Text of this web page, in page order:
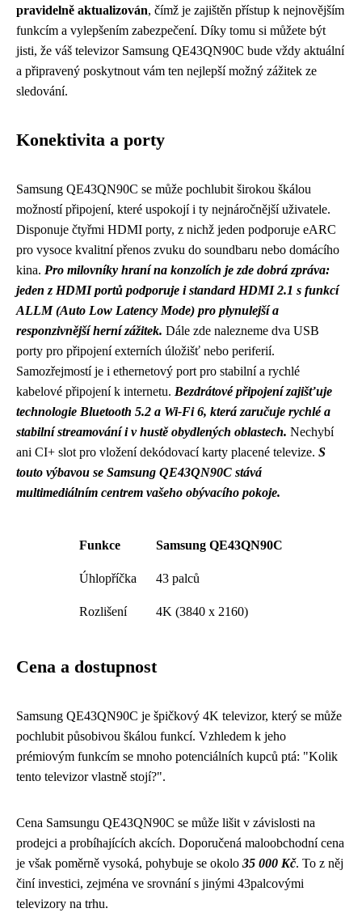
pravidelně aktualizován, čímž je zajištěn přístup k nejnovějším
funkcím a vylepšením zabezpečení. Díky tomu si můžete být
jisti, že váš televizor Samsung QE43QN90C bude vždy aktuální
a připravený poskytnout vám ten nejlepší možný zážitek ze
sledování.
Konektivita a porty
Samsung QE43QN90C se může pochlubit širokou škálou
možností připojení, které uspokojí i ty nejnáročnější uživatele.
Disponuje čtyřmi HDMI porty, z nichž jeden podporuje eARC
pro vysoce kvalitní přenos zvuku do soundbaru nebo domácího
kina. Pro milovníky hraní na konzolích je zde dobrá zpráva:
jeden z HDMI portů podporuje i standard HDMI 2.1 s funkcí
ALLM (Auto Low Latency Mode) pro plynulejší a
responzivnější herní zážitek. Dále zde nalezneme dva USB
porty pro připojení externích úložišť nebo periferií.
Samozřejmostí je i ethernetový port pro stabilní a rychlé
kabelové připojení k internetu. Bezdrátové připojení zajišťuje
technologie Bluetooth 5.2 a Wi-Fi 6, která zaručuje rychlé a
stabilní streamování i v hustě obydlených oblastech. Nechybí
ani CI+ slot pro vložení dekódovací karty placené televize. S
touto výbavou se Samsung QE43QN90C stává
multimediálním centrem vašeho obývacího pokoje.
Funkce Samsung QE43QN90C
Úhlopříčka 43 palců
Rozlišení 4K (3840 x 2160)
Cena a dostupnost
Samsung QE43QN90C je špičkový 4K televizor, který se může
pochlubit působivou škálou funkcí. Vzhledem k jeho
prémiovým funkcím se mnoho potenciálních kupců ptá: "Kolik
tento televizor vlastně stojí?".
Cena Samsungu QE43QN90C se může lišit v závislosti na
prodejci a probíhajících akcích. Doporučená maloobchodní cena
je však poměrně vysoká, pohybuje se okolo 35 000 Kč. To z něj
činí investici, zejména ve srovnání s jinými 43palcovými
televizory na trhu.